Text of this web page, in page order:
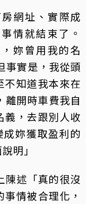
網址、實際成
情就結束了。
妳曾用我的名
事實是，我從頭
不知道我本來在
離開時車費我自
義，去跟別人收
妳獲取盈利的
明」
陳述「真的很沒
情被合理化，